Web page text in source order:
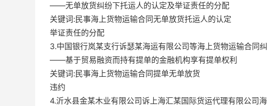
——无单放货纠纷下托运人的认定及举证责任的分配
关键词:民事海上货物运输合同无单放货托运人的认定
举证责任的分配
3.中国银行岚某支行诉瑟某海运有限公司等海上货物运输合同
——基于贸易融资而持有提单的金融机构享有提单权利
关键词:民事海上货物运输合同提单无单放货
违约
4.沂水县金某木业有限公司诉上海汇某国际货运代理有限公司